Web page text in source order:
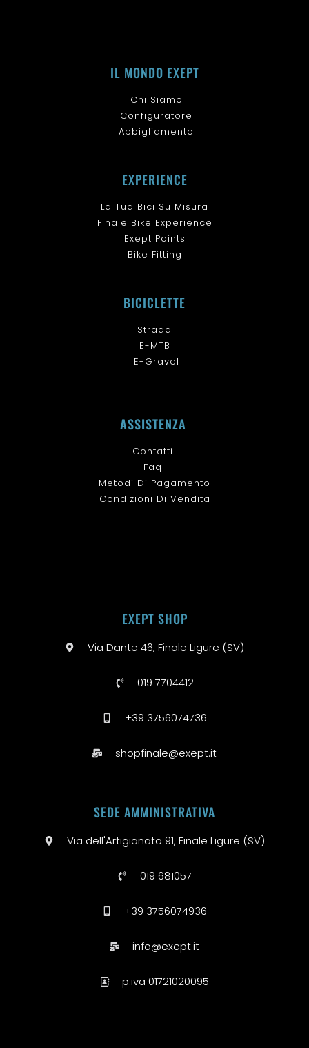
IL MONDO EXEPT
Chi Siamo
Configuratore
Abbigliamento
EXPERIENCE
La Tua Bici Su Misura
Finale Bike Experience
Exept Points
Bike Fitting
BICICLETTE
Strada
E-MTB
E-Gravel
ASSISTENZA
Contatti
Faq
Metodi Di Pagamento
Condizioni Di Vendita
EXEPT SHOP
Via Dante 46, Finale Ligure (SV)
019 7704412
+39 3756074736
shopfinale@exept.it
SEDE AMMINISTRATIVA
Via dell'Artigianato 91, Finale Ligure (SV)
019 681057
+39 3756074936
info@exept.it
p.iva 01721020095